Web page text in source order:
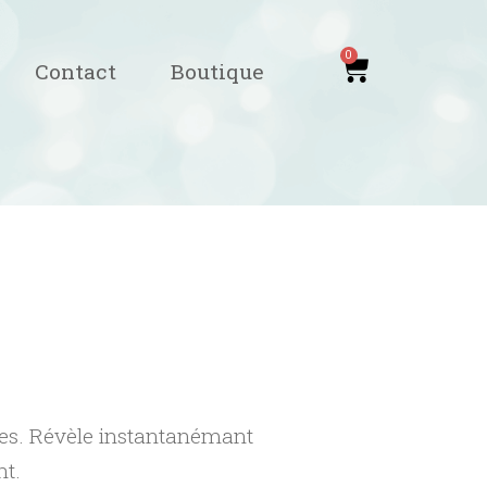
Contact Boutique
0
Révèle instantanémant